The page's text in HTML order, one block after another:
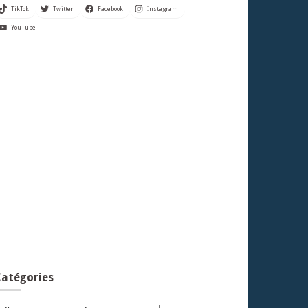
TikTok Twitter Facebook Instagram
YouTube